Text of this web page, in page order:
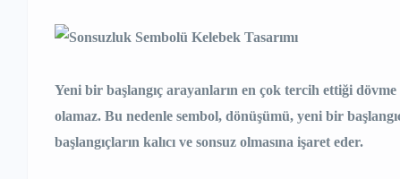
Yeni bir başlangıç arayanların en çok tercih ettiği
olamaz. Bu nedenle sembol, dönüşümü, yeni bir
başlangıçların kalıcı ve sonsuz olmasına işaret eder.